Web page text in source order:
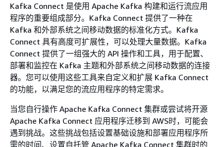
Kafka Connect 是使用 Apache Kafka 构建和运行流应用
程序的重要组成部分。Kafka Connect 提供了一种在
Kafka 和外部系统之间移动数据的标准化方式。Kafka
Connect 具有高度可扩展性，可以处理大量数据。Kafka
Connect 提供了一组强大的 API 操作和工具，用于配置、
部署和监控在 Kafka 主题和外部系统之间移动数据的连接
器。您可以使用这些工具来自定义和扩展 Kafka Connect
的功能，以满足您的流应用程序的特定需求。
当您自行操作 Apache Kafka Connect 集群或尝试将开源
Apache Kafka Connect 应用程序迁移到 AWS时，可能会
遇到挑战。这些挑战包括设置基础设施和部署应用程序所
需的时间、设置自托管 Apache Kafka Connect 集群时的